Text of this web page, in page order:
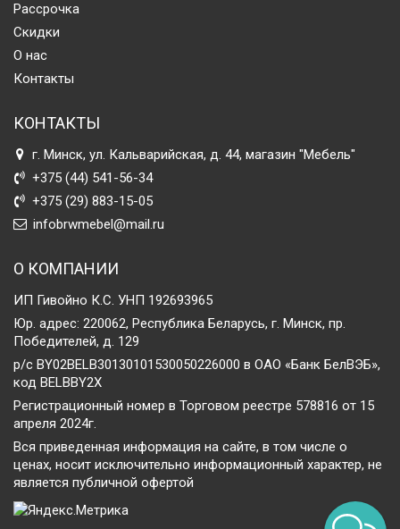
Рассрочка
Скидки
О нас
Контакты
КОНТАКТЫ
г. Минск, ул. Кальварийская, д. 44, магазин "Мебель"
+375 (44) 541-56-34
+375 (29) 883-15-05
infobrwmebel@mail.ru
О КОМПАНИИ
ИП Гивойно К.С. УНП 192693965
Юр. адрес: 220062, Республика Беларусь, г. Минск, пр.
Победителей, д. 129
р/с BY02BELB30130101530050226000 в ОАО «Банк БелВЭБ»,
код BELBBY2X
Регистрационный номер в Торговом реестре 578816 от 15
апреля 2024г.
Вся приведенная информация на сайте, в том числе о
ценах, носит исключительно информационный характер, не
является публичной офертой